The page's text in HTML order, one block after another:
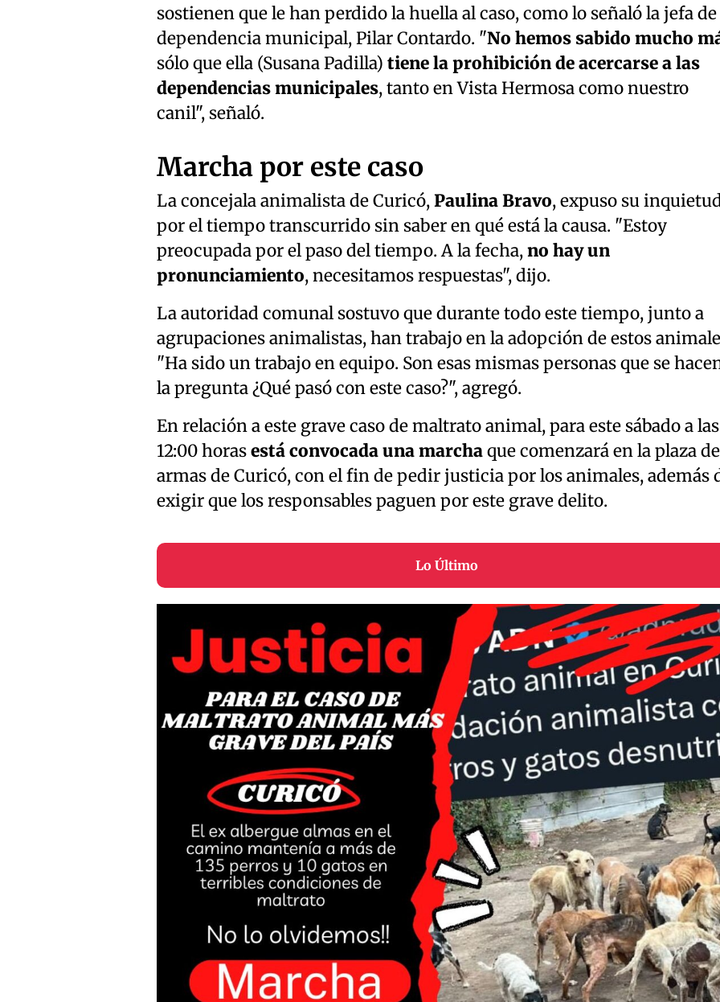
sostienen que le han perdido la huella al caso, como lo señaló la jefa de
dependencia municipal, Pilar Contardo. "No hemos sabido mucho
sólo que ella (Susana Padilla) tiene la prohibición de acercarse a las
dependencias municipales, tanto en Vista Hermosa como nuestro
canil", señaló.
Marcha por este caso
La concejala animalista de Curicó,Paulina Bravo, expuso su
por el tiempo transcurrido sin saber en qué está la causa. "Estoy
preocupada por el paso del tiempo. A la fecha,no hay un
pronunciamiento, necesitamos respuestas", dijo.
La autoridad comunal sostuvo que durante todo este tiempo, junto a
agrupaciones animalistas, han trabajo en la adopción de estos
"Ha sido un trabajo en equipo. Son esas mismas personas que se
la pregunta ¿Qué pasó con este caso?", agregó.
En relación a este grave caso de maltrato animal, para este sábado a las
12:00 horasestá convocada una marchaque comenzará en la plaza de
armas de Curicó, con el fin de pedir justicia por los animales, además
exigir que los responsables paguen por este grave delito.
Lo Último